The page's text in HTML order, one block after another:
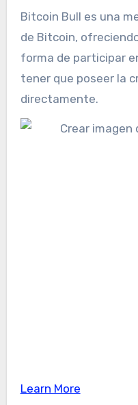
Bitcoin Bull es una
de Bitcoin,
forma de participar
tener que poseer la
directamente.
Learn More